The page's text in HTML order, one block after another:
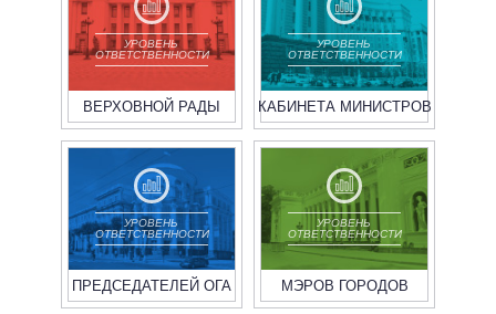
УРОВЕНЬ
ОТВЕТСТВЕННОСТИ
ВЕРХОВНОЙ РАДЫ
УРОВЕНЬ
ОТВЕТСТВЕННОСТИ
КАБИНЕТА МИНИСТРОВ
УРОВЕНЬ
ОТВЕТСТВЕННОСТИ
ПРЕДСЕДАТЕЛЕЙ ОГА
УРОВЕНЬ
ОТВЕТСТВЕННОСТИ
МЭРОВ ГОРОДОВ